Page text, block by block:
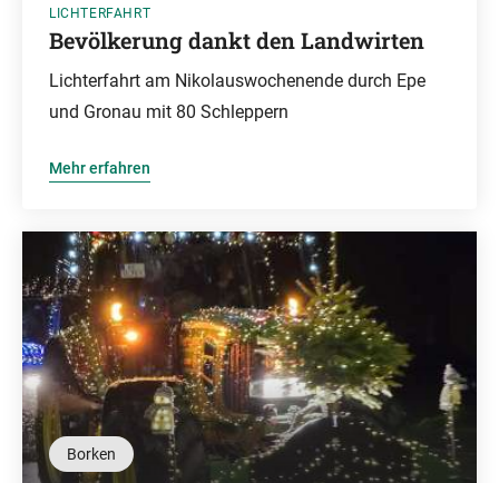
LICHTERFAHRT
Bevölkerung dankt den Landwirten
Lichterfahrt am Nikolauswochenende durch Epe
und Gronau mit 80 Schleppern
Mehr erfahren
Borken